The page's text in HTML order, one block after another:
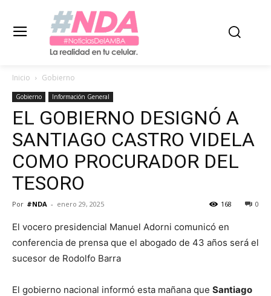
Inicio Gobierno
Gobierno Información General
EL GOBIERNO DESIGNÓ A
SANTIAGO CASTRO VIDELA
COMO PROCURADOR DEL
TESORO
Por #NDA - enero 29, 2025 0
168
El vocero presidencial Manuel Adorni comunicó en
conferencia de prensa que el abogado de 43 años será el
sucesor de Rodolfo Barra
El gobierno nacional informó esta mañana que Santiago